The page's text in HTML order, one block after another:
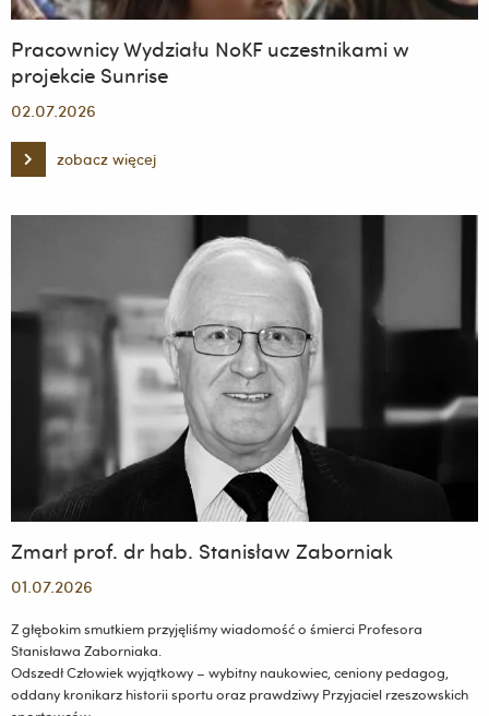
Pracownicy Wydziału NoKF uczestnikami w
projekcie Sunrise
02.07.2026
zobacz więcej
Pracownicy
Wydziału
uczestnikami
Zmarł prof. dr hab. Stanisław Zaborniak
01.07.2026
Z głębokim smutkiem przyjęliśmy wiadomość o śmierci Profesora
Stanisława Zaborniaka.
Odszedł Człowiek wyjątkowy – wybitny naukowiec, ceniony pedagog,
oddany kronikarz historii sportu oraz prawdziwy Przyjaciel rzeszowskich